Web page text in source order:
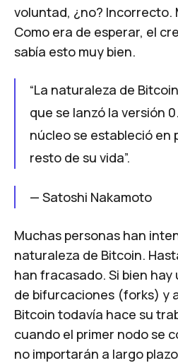
voluntad, ¿no? Incorrecto.
Como era de esperar, el
sabía esto muy bien.
“La naturaleza de
que se lanzó la versión
núcleo se estableció en
resto de su vida”.
— Satoshi Nakamoto
Muchas personas han
naturaleza de Bitcoin.
han fracasado. Si bien
de bifurcaciones (forks) y
Bitcoin todavía hace su
cuando el primer nodo se
no importarán a largo